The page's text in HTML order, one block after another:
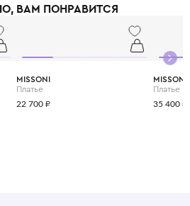
и элегантность.
ВАМ ПОНРАВИТСЯ
MISSONI
Платье
22 700 ₽
MISSONI
Платье
35 400 ₽